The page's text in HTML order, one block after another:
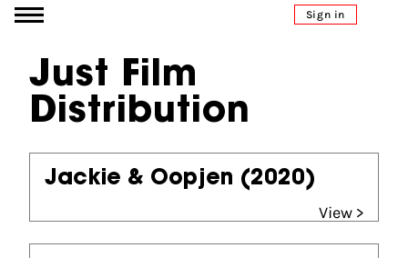
Go to content Sign in
Just Film
Distribution
Jackie & Oopjen (2020)
View >